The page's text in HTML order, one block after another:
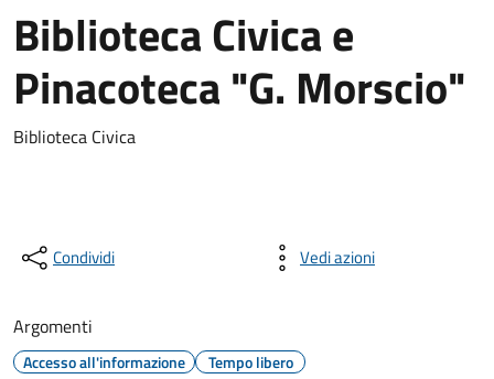
Biblioteca Civica e
Pinacoteca "G. Morscio"
Biblioteca Civica
Condividi Vedi azioni
Argomenti
Accesso all'informazione Tempo libero